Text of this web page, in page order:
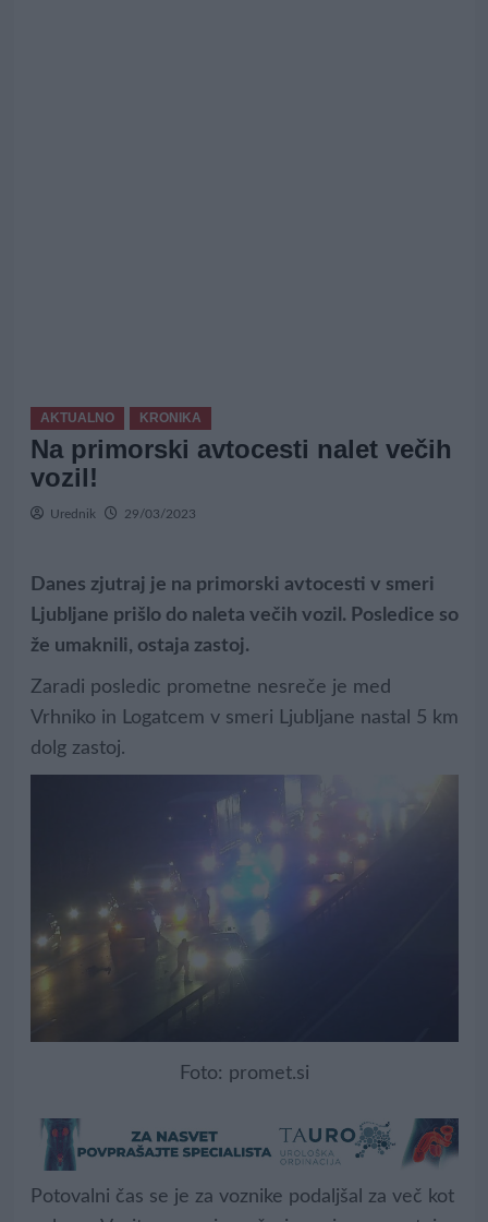
AKTUALNO KRONIKA
Na primorski avtocesti nalet večih
vozil!
Urednik 29/03/2023
Danes zjutraj je na primorski avtocesti v smeri
Ljubljane prišlo do naleta večih vozil. Posledice so
že umaknili, ostaja zastoj.
Zaradi posledic prometne nesreče je med
Vrhniko in Logatcem v smeri Ljubljane nastal 5 km
dolg zastoj.
Foto: promet.si
Potovalni čas se je za voznike podaljšal za več kot